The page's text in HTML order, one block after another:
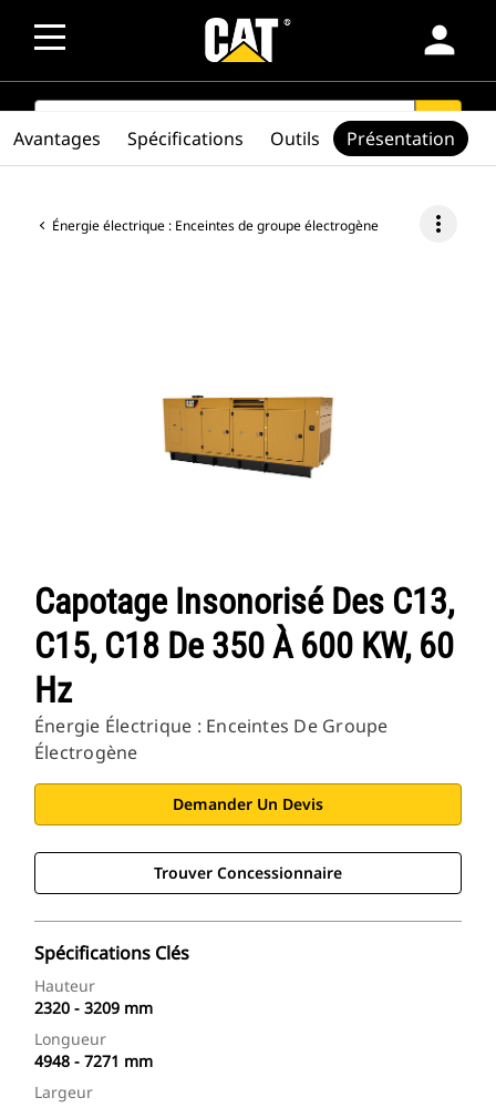
person
SEARCH search
Énergie électrique : Enceintes de groupe électrogène more_vert
Capotage Insonorisé Des C13,
C15, C18 De 350 À 600 KW, 60
Hz
Énergie Électrique : Enceintes De Groupe
Électrogène
Demander Un Devis
Trouver Concessionnaire
Spécifications Clés
Hauteur
2320 - 3209 mm
Longueur
4948 - 7271 mm
Largeur
Avantages Spécifications Outils Présentation